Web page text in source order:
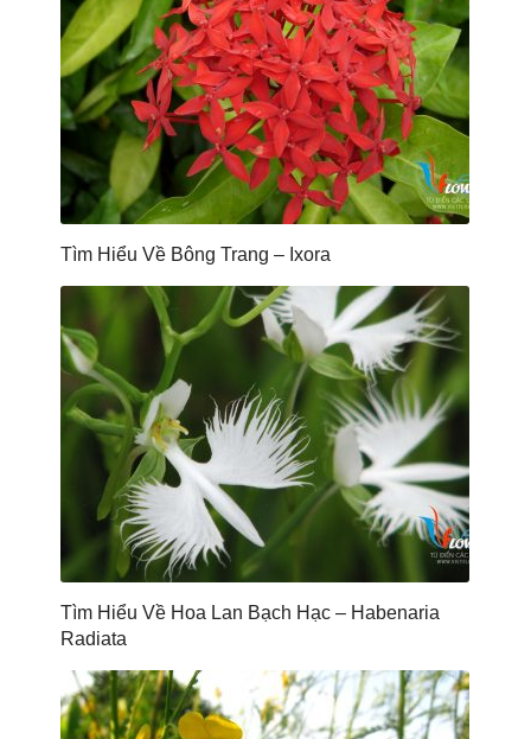
Tìm Hiểu Về Bông Trang – Ixora
Tìm Hiểu Về Hoa Lan Bạch Hạc – Habenaria
Radiata